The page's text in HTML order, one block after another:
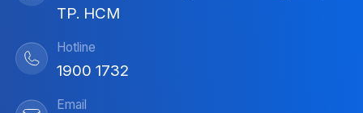
TP. HCM
Hotline
1900 1732
Email